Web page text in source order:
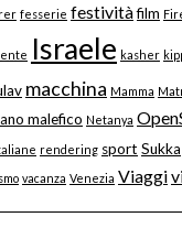
fesserie festivitàfilm
Israele kasher
macchina Mamma
malefico Netanya
rendering sport Sukka
vacanza Venezia Viaggi